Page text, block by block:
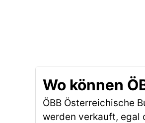
Wo können
ÖBB Österreichische
werden verkauft, egal